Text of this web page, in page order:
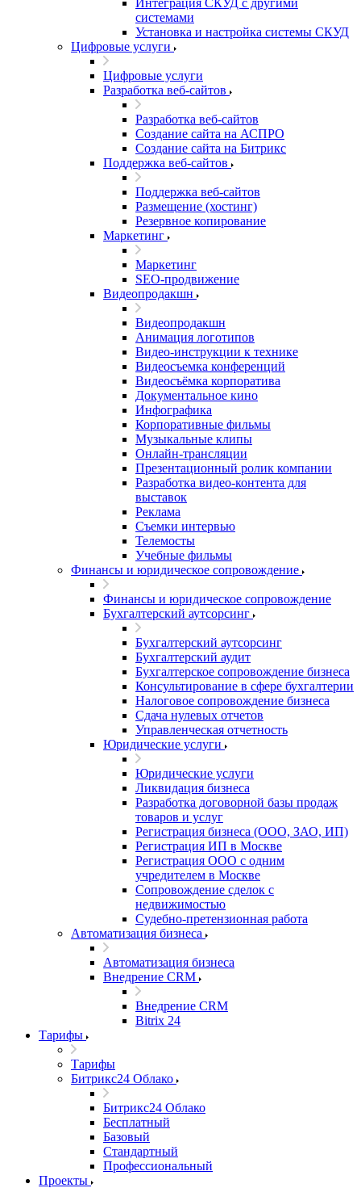
Интеграция СКУД с другими
системами
Установка и настройка системы СКУД
Цифровые услуги
Цифровые услуги
Разработка веб-сайтов
Разработка веб-сайтов
Создание сайта на АСПРО
Создание сайта на Битрикс
Поддержка веб-сайтов
Поддержка веб-сайтов
Размещение (хостинг)
Резервное копирование
Маркетинг
Маркетинг
SEO-продвижение
Видеопродакшн
Видеопродакшн
Анимация логотипов
Видео-инструкции к технике
Видеосъемка конференций
Видеосъёмка корпоратива
Документальное кино
Инфографика
Корпоративные фильмы
Музыкальные клипы
Онлайн-трансляции
Презентационный ролик компании
Разработка видео-контента для
выставок
Реклама
Съемки интервью
Телемосты
Учебные фильмы
Финансы и юридическое сопровождение
Финансы и юридическое сопровождение
Бухгалтерский аутсорсинг
Бухгалтерский аутсорсинг
Бухгалтерский аудит
Бухгалтерское сопровождение бизнеса
Консультирование в сфере бухгалтерии
Налоговое сопровождение бизнеса
Сдача нулевых отчетов
Управленческая отчетность
Юридические услуги
Юридические услуги
Ликвидация бизнеса
Разработка договорной базы продаж
товаров и услуг
Регистрация бизнеса (ООО, ЗАО, ИП)
Регистрация ИП в Москве
Регистрация ООО с одним
учредителем в Москве
Сопровождение сделок с
недвижимостью
Судебно-претензионная работа
Автоматизация бизнеса
Автоматизация бизнеса
Внедрение CRM
Внедрение CRM
Bitrix 24
Тарифы
Тарифы
Битрикс24 Облако
Битрикс24 Облако
Бесплатный
Базовый
Стандартный
Профессиональный
Проекты